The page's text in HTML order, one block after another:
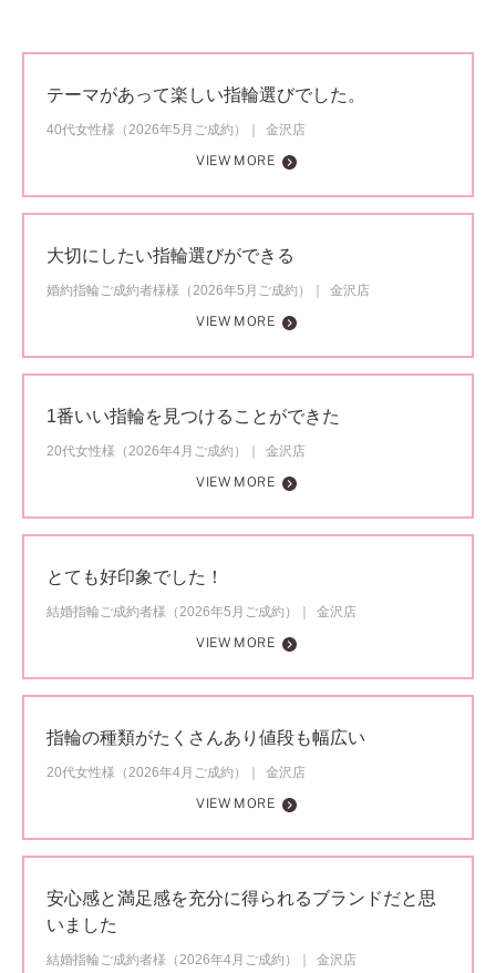
テーマがあって楽しい指輪選びでした。
40代女性様（2026年5月ご成約）
金沢店
VIEW MORE
大切にしたい指輪選びができる
婚約指輪ご成約者様様（2026年5月ご成約）
金沢店
VIEW MORE
1番いい指輪を見つけることができた
20代女性様（2026年4月ご成約）
金沢店
VIEW MORE
とても好印象でした！
結婚指輪ご成約者様（2026年5月ご成約）
金沢店
VIEW MORE
指輪の種類がたくさんあり値段も幅広い
20代女性様（2026年4月ご成約）
金沢店
VIEW MORE
安心感と満足感を充分に得られるブランドだと思
いました
結婚指輪ご成約者様（2026年4月ご成約） 金沢店